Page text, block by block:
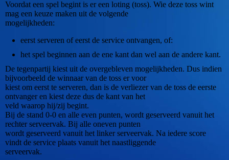
Voordat een spel begint is er een loting (toss). Wie deze toss wint
mag een keuze maken uit de volgende
mogelijkheden:
eerst serveren of eerst de service ontvangen, of:
het spel beginnen aan de ene kant dan wel aan de andere kant.
De tegenpartij kiest uit de overgebleven mogelijkheden. Dus indien
bijvoorbeeld de winnaar van de toss er voor
kiest om eerst te serveren, dan is de verliezer van de toss de eerste
ontvanger en kiest deze dus de kant van het
veld waarop hij/zij begint.
Bij de stand 0-0 en alle even punten, wordt geserveerd vanuit het
rechter serveervak. Bij alle oneven punten
wordt geserveerd vanuit het linker serveervak. Na iedere score
vindt de service plaats vanuit het naastliggende
serveervak.